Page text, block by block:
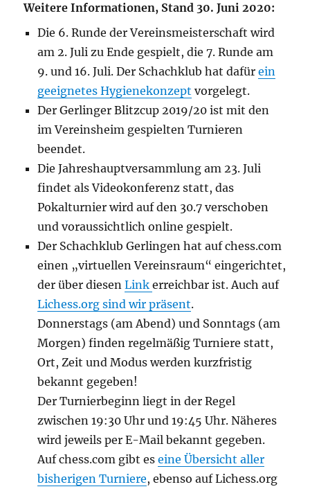
Weitere Informationen, Stand 30. Juni 2020:
Die 6. Runde der Vereinsmeisterschaft wird
am 2. Juli zu Ende gespielt, die 7. Runde am
9. und 16. Juli. Der Schachklub hat dafürein
geeignetes Hygienekonzept vorgelegt.
Der Gerlinger Blitzcup 2019/20 ist mit den
im Vereinsheim gespielten Turnieren
beendet.
Die Jahreshauptversammlung am 23. Juli
findet als Videokonferenz statt, das
Pokalturnier wird auf den 30.7 verschoben
und voraussichtlich online gespielt.
Der Schachklub Gerlingen hat auf chess.com
einen „virtuellen Vereinsraum“ eingerichtet,
der über diesenLinkerreichbar ist. Auch auf
Lichess.org sind wir präsent.
Donnerstags (am Abend) und Sonntags (am
Morgen) finden regelmäßig Turniere statt,
Ort, Zeit und Modus werden kurzfristig
bekannt gegeben!
Der Turnierbeginn liegt in der Regel
zwischen 19:30 Uhr und 19:45 Uhr. Näheres
wird jeweils per E-Mail bekannt gegeben.
Auf chess.com gibt eseine Übersicht aller
bisherigen Turniere, ebenso auf Lichess.org